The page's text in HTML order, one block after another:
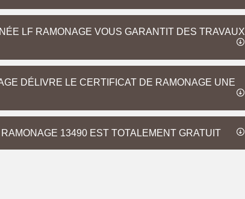
LF RAMONAGE VOUS GARANTIT DES TRAVAUX
DÉLIVRE LE CERTIFICAT DE RAMONAGE UNE
13490 EST TOTALEMENT GRATUIT